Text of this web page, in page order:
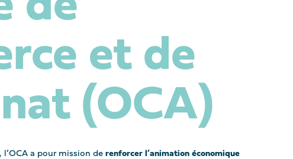
et de
(OCA)
l’OCA a pour mission derenforcer l’animation économique